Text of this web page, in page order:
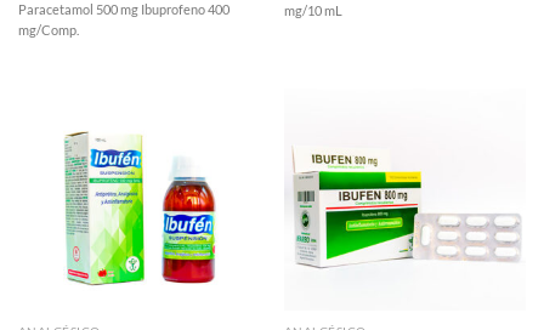
Paracetamol 500 mg Ibuprofeno 400
mg/Comp.
mg/10 mL